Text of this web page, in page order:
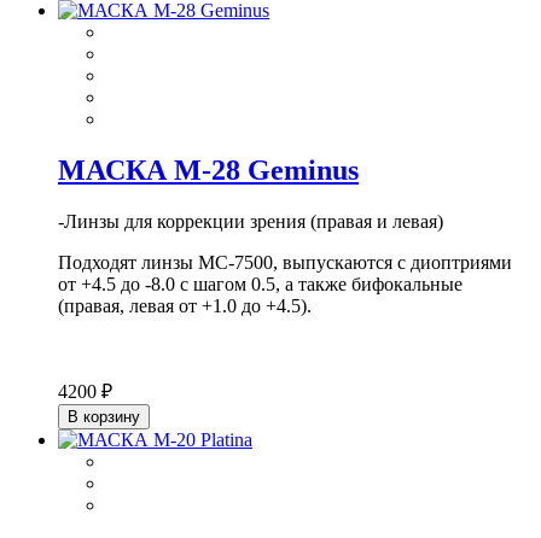
МАСКА М-28 Geminus
-Линзы для коррекции зрения (правая и левая)
Подходят линзы MC-7500, выпускаются с диоптриями
от +4.5 до -8.0 с шагом 0.5, а также бифокальные
(правая, левая от +1.0 до +4.5).
4200 ₽
В корзину